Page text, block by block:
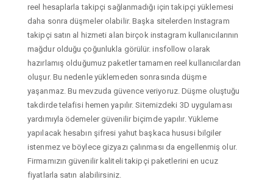
reel hesaplarla takipçi sağlanmadığı için takipçi yüklemesi
daha sonra düşmeler olabilir. Başka sitelerden Instagram
takipçi satın al hizmeti alan birçok instagram kullanıcılarının
mağdur olduğu çoğunlukla görülür. insfollow olarak
hazırlamış olduğumuz paketler tamamen reel kullanıcılardan
oluşur. Bu nedenle yüklemeden sonrasında düşme
yaşanmaz. Bu mevzuda güvence veriyoruz. Düşme oluştuğu
takdirde telafisi hemen yapılır. Sitemizdeki 3D uygulaması
yardımıyla ödemeler güvenilir biçimde yapılır. Yükleme
yapılacak hesabın şifresi yahut başkaca hususi bilgiler
istenmez ve böylece gizyazı çalınması da engellenmiş olur.
Firmamızın güvenilir kaliteli takipçi paketlerini en ucuz
fiyatlarla satın alabilirsiniz.